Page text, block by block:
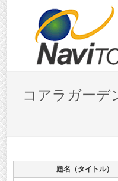
コアラガーデ
題名（タイトル）